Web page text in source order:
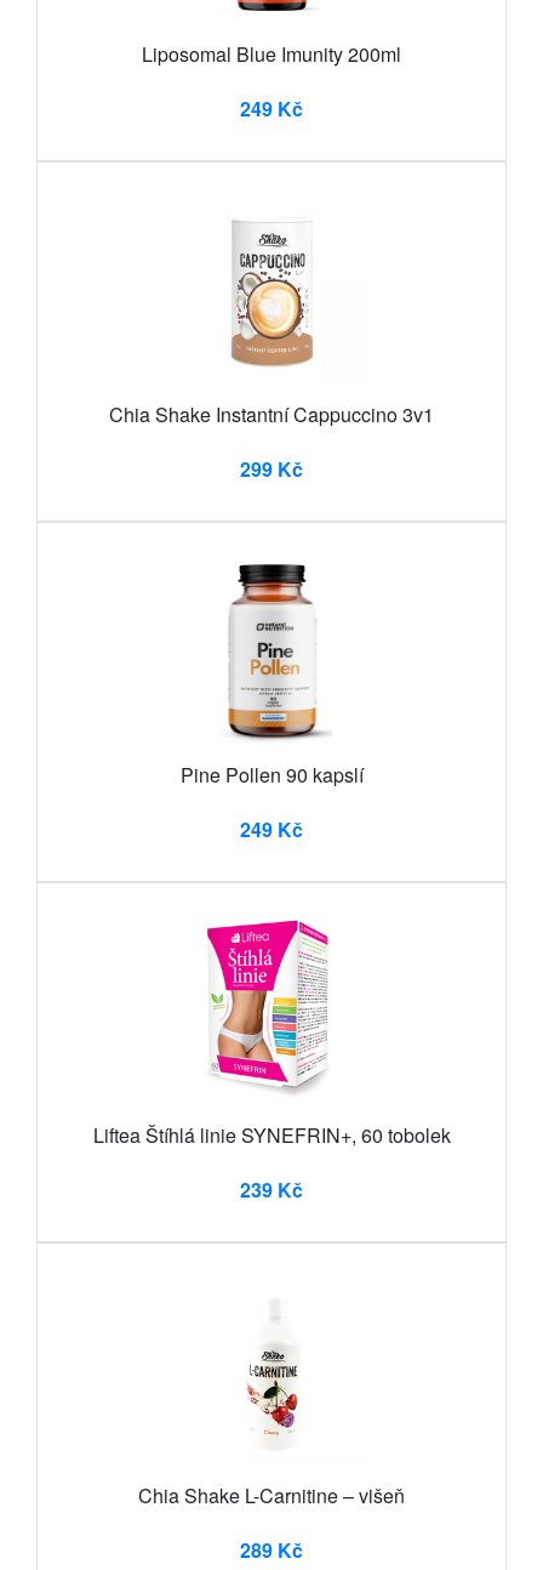
Liposomal Blue Imunity 200ml
249 Kč
Chia Shake Instantní Cappuccino 3v1
299 Kč
Pine Pollen 90 kapslí
249 Kč
Liftea Štíhlá linie SYNEFRIN+, 60 tobolek
239 Kč
Chia Shake L-Carnitine – višeň
289 Kč